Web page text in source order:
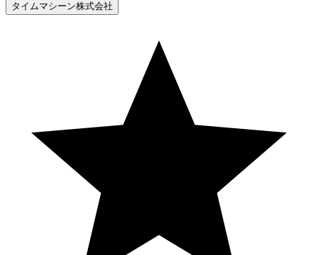
タイムマシーン株式会社